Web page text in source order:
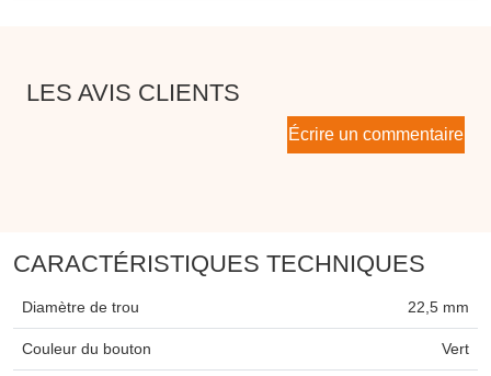
LES AVIS CLIENTS
Écrire un commentaire
CARACTÉRISTIQUES TECHNIQUES
Diamètre de trou 22,5 mm
Couleur du bouton Vert